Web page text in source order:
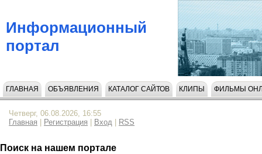
Информационный
портал
ГЛАВНАЯ ОБЪЯВЛЕНИЯ КАТАЛОГ САЙТОВ КЛИПЫ ФИЛЬМЫ
Четверг, 06.08.2026, 16:55
Главная
Регистрация Вход RSS
Поиск на нашем портале